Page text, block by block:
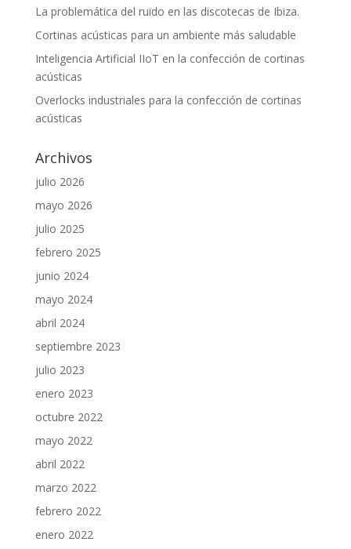
La problemática del ruido en las discotecas de Ibiza.
Cortinas acústicas para un ambiente más saludable
Inteligencia Artificial IIoT en la confección de cortinas
acústicas
Overlocks industriales para la confección de cortinas
acústicas
Archivos
julio 2026
mayo 2026
julio 2025
febrero 2025
junio 2024
mayo 2024
abril 2024
septiembre 2023
julio 2023
enero 2023
octubre 2022
mayo 2022
abril 2022
marzo 2022
febrero 2022
enero 2022